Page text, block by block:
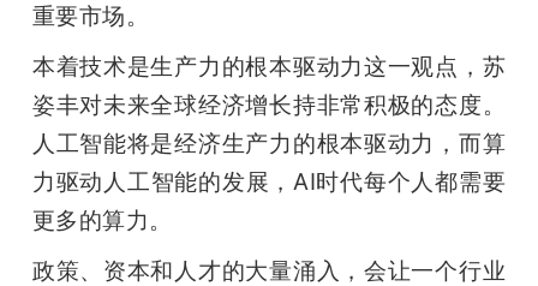
重要市场。
本着技术是生产力的根本驱动力这一观点，苏
姿丰对未来全球经济增长持非常积极的态度。
人工智能将是经济生产力的根本驱动力，而算
力驱动人工智能的发展，AI时代每个人都需要
更多的算力。
政策、资本和人才的大量涌入，会让一个行业